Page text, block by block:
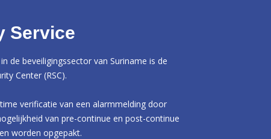
Service
de beveiligingssector van Suriname is de
Center (RSC).
verificatie van een alarmmelding door
van pre-continue en post-continue
worden opgepakt.